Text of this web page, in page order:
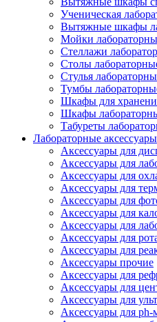
Ученическая
Вытяжные шкафы
Мойки
Стеллажи
Столы
Стулья
Тумбы
Шкафы для
Шкафы
Табуреты
Лабораторные аксессуары
Аксессуары для
Аксессуары для
Аксессуары для
Аксессуары для
Аксессуары для
Аксессуары для
Аксессуары для
Аксессуары для
Аксессуары для
Аксессуары прочие
Аксессуары для
Аксессуары для
Аксессуары для
Аксессуары для ph-